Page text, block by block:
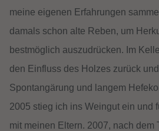
meine eigenen Erfahrungen
damals schon alte Reben, um
bestmöglich auszudrücken. Im
den Einfluss des Holzes zurück
Spontangärung und langem
2005 stieg ich ins Weingut ein und
mit meinen Eltern. 2007, nach dem